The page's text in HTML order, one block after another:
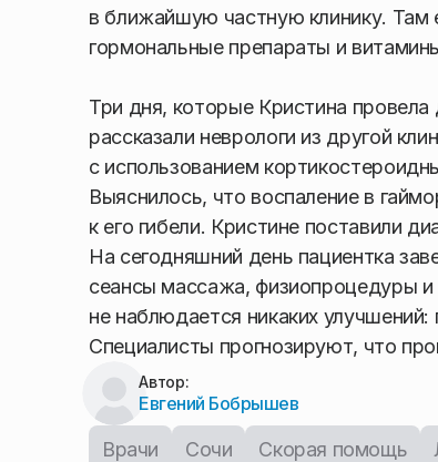
в ближайшую частную клинику. Там
гормональные препараты и
Три дня, которые Кристина
рассказали неврологи из другой
с использованием
Выяснилось, что воспаление в
к его гибели. Кристине поставили
На сегодняшний день пациентка
сеансы массажа, физиопроцедуры
не наблюдается никаких
Специалисты прогнозируют, что
Автор:
Евгений Бобрышев
Врачи Сочи Скорая помощь